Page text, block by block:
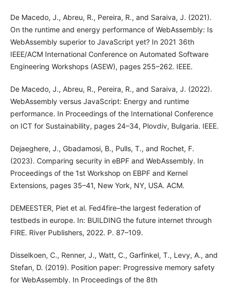
De Macedo, J., Abreu, R., Pereira, R., and Saraiva, J. (2021).
On the runtime and energy performance of WebAssembly: Is
WebAssembly superior to JavaScript yet? In 2021 36th
IEEE/ACM International Conference on Automated Software
Engineering Workshops (ASEW), pages 255–262. IEEE.
De Macedo, J., Abreu, R., Pereira, R., and Saraiva, J. (2022).
WebAssembly versus JavaScript: Energy and runtime
performance. In Proceedings of the International Conference
on ICT for Sustainability, pages 24–34, Plovdiv, Bulgaria. IEEE.
Dejaeghere, J., Gbadamosi, B., Pulls, T., and Rochet, F.
(2023). Comparing security in eBPF and WebAssembly. In
Proceedings of the 1st Workshop on EBPF and Kernel
Extensions, pages 35–41, New York, NY, USA. ACM.
DEMEESTER, Piet et al. Fed4fire–the largest federation of
testbeds in europe. In: BUILDING the future internet through
FIRE. River Publishers, 2022. P. 87–109.
Disselkoen, C., Renner, J., Watt, C., Garfinkel, T., Levy, A., and
Stefan, D. (2019). Position paper: Progressive memory safety
for WebAssembly. In Proceedings of the 8th